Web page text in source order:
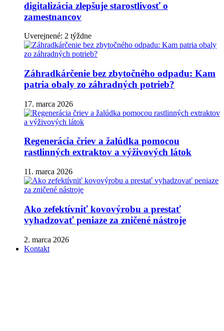
digitalizácia zlepšuje starostlivosť o
zamestnancov
Uverejnené: 2 týždne
Záhradkárčenie bez zbytočného odpadu: Kam
patria obaly zo záhradných potrieb?
17. marca 2026
Regenerácia čriev a žalúdka pomocou
rastlinných extraktov a výživových látok
11. marca 2026
Ako zefektívniť kovovýrobu a prestať
vyhadzovať peniaze za zničené nástroje
2. marca 2026
Kontakt